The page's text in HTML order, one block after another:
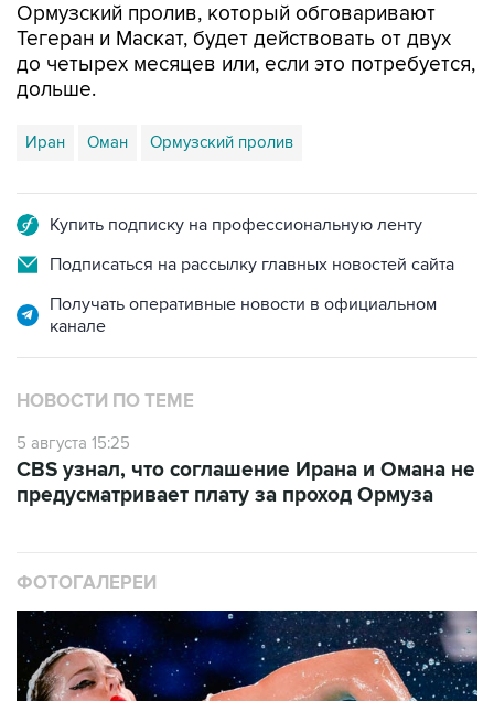
Ормузский пролив, который обговаривают
Тегеран и Маскат, будет действовать от двух
до четырех месяцев или, если это потребуется,
дольше.
Иран Оман Ормузский пролив
Купить подписку на профессиональную ленту
Подписаться на рассылку главных новостей сайта
Получать оперативные новости в официальном
канале
НОВОСТИ ПО ТЕМЕ
5 августа 15:25
CBS узнал, что соглашение Ирана и Омана не
предусматривает плату за проход Ормуза
ФОТОГАЛЕРЕИ